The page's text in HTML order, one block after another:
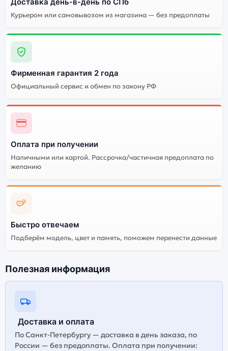
Качественный экран Системная оболочка
цветов и моделей
сборки
MAX 1Tb Silver
(Серебристый)
смартфона Apple iPhone 13 PRO MAX 1Tb Silver
оригинальной версию — она полностью
адаптирована и поддерживает все сервисы. Не
оригинальная версия может стоить дешевле, но
Курьером или самовывозом из магазина — без предоплаты
Фирменная гарантия 2 года
Официальный сервис и обмен по закону РФ
Оплата при получении
Наличными или картой. Рассрочка/частичная предоплата по
желанию
Быстро отвечаем
Подберём модель, цвет и память, поможем перенести данные
Полезная информация
Доставка и оплата
По Санкт-Петербургу — доставка в день заказа, по
России — без предоплаты. Оплата при получении: